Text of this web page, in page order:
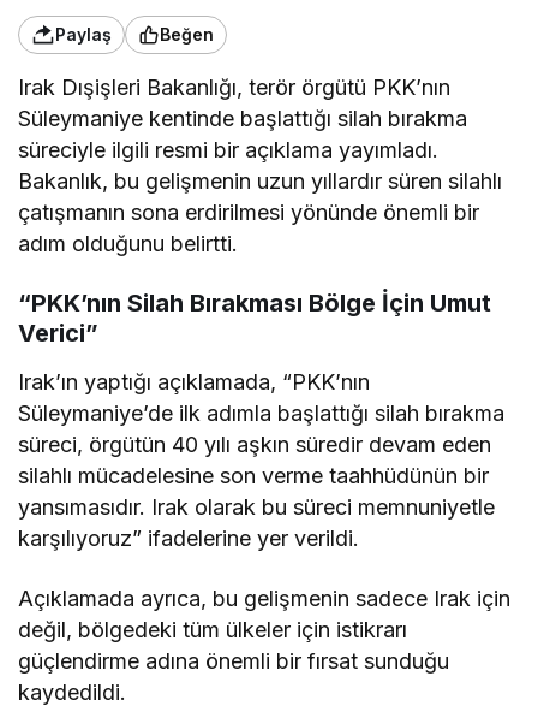
Paylaş Beğen
Irak Dışişleri Bakanlığı, terör örgütü PKK’nın
Süleymaniye kentinde başlattığı silah bırakma
süreciyle ilgili resmi bir açıklama yayımladı.
Bakanlık, bu gelişmenin uzun yıllardır süren silahlı
çatışmanın sona erdirilmesi yönünde önemli bir
adım olduğunu belirtti.
“PKK’nın Silah Bırakması Bölge İçin Umut
Verici”
Irak’ın yaptığı açıklamada, “PKK’nın
Süleymaniye’de ilk adımla başlattığı silah bırakma
süreci, örgütün 40 yılı aşkın süredir devam eden
silahlı mücadelesine son verme taahhüdünün bir
yansımasıdır. Irak olarak bu süreci memnuniyetle
karşılıyoruz” ifadelerine yer verildi.
Açıklamada ayrıca, bu gelişmenin sadece Irak için
değil, bölgedeki tüm ülkeler için istikrarı
güçlendirme adına önemli bir fırsat sunduğu
kaydedildi.